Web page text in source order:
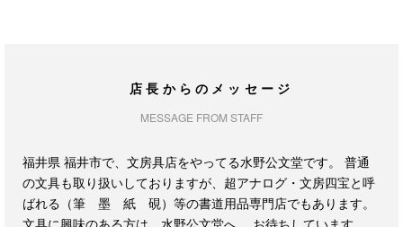
店長からのメッセージ
MESSAGE FROM STAFF
福井県 福井市で、文房具店をやってる水野公文堂です。 普通
の文具も取り扱いしておりますが、超アナログ・文房四宝と呼
ばれる（筆 墨 紙 硯）等の書道用品専門店でもあります。
文具に興味のある方は、水野公文堂へ。 お待ちしています